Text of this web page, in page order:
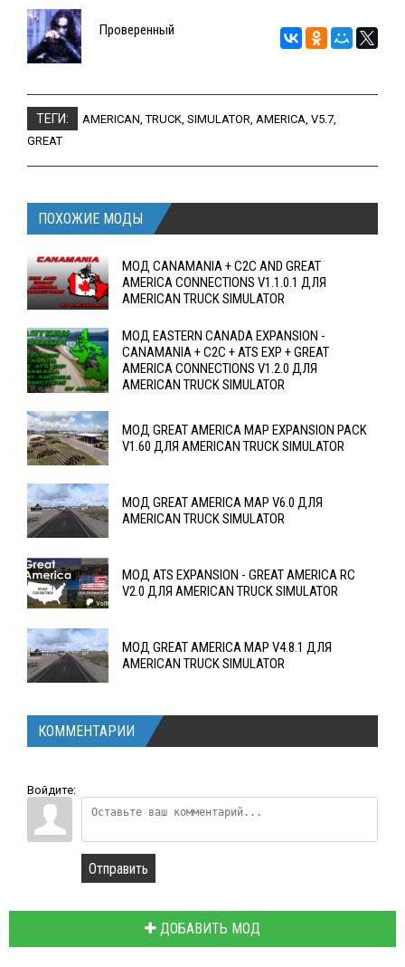
Проверенный
ТЕГИ: AMERICAN,TRUCK, SIMULATOR, AMERICA, V5.7,
GREAT
ПОХОЖИЕ МОДЫ
МОД CANAMANIA + C2C AND GREAT
AMERICA CONNECTIONS V1.1.0.1 ДЛЯ
AMERICAN TRUCK SIMULATOR
МОД EASTERN CANADA EXPANSION -
CANAMANIA + C2C + ATS EXP + GREAT
AMERICA CONNECTIONS V1.2.0 ДЛЯ
AMERICAN TRUCK SIMULATOR
МОД GREAT AMERICA MAP EXPANSION PACK
V1.60 ДЛЯ AMERICAN TRUCK SIMULATOR
МОД GREAT AMERICA MAP V6.0 ДЛЯ
AMERICAN TRUCK SIMULATOR
МОД ATS EXPANSION - GREAT AMERICA RC
V2.0 ДЛЯ AMERICAN TRUCK SIMULATOR
МОД GREAT AMERICA MAP V4.8.1 ДЛЯ
AMERICAN TRUCK SIMULATOR
КОММЕНТАРИИ
Войдите:
Отправить
ДОБАВИТЬ МОД